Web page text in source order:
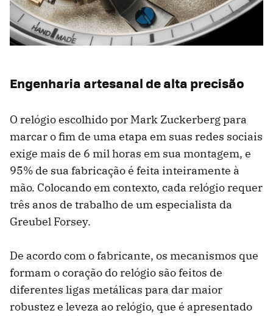
Engenharia artesanal de alta precisão
O relógio escolhido por Mark Zuckerberg para
marcar o fim de uma etapa em suas redes sociais
exige mais de 6 mil horas em sua montagem, e
95% de sua fabricação é feita inteiramente à
mão. Colocando em contexto, cada relógio requer
três anos de trabalho de um especialista da
Greubel Forsey.
De acordo com o fabricante, os mecanismos que
formam o coração do relógio são feitos de
diferentes ligas metálicas para dar maior
robustez e leveza ao relógio, que é apresentado